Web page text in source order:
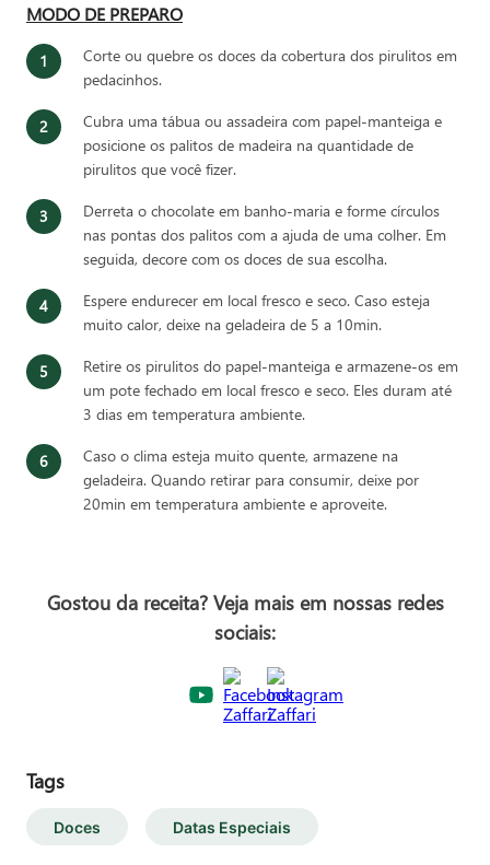
MODO DE PREPARO
Corte ou quebre os doces da cobertura dos pirulitos em
pedacinhos.
Cubra uma tábua ou assadeira com papel-manteiga e
posicione os palitos de madeira na quantidade de
pirulitos que você fizer.
Derreta o chocolate em banho-maria e forme círculos
nas pontas dos palitos com a ajuda de uma colher. Em
seguida, decore com os doces de sua escolha.
Espere endurecer em local fresco e seco. Caso esteja
muito calor, deixe na geladeira de 5 a 10min.
Retire os pirulitos do papel-manteiga e armazene-os em
um pote fechado em local fresco e seco. Eles duram até
3 dias em temperatura ambiente.
Caso o clima esteja muito quente, armazene na
geladeira. Quando retirar para consumir, deixe por
20min em temperatura ambiente e aproveite.
Gostou da receita? Veja mais em nossas redes
sociais:
Tags
Doces Datas Especiais